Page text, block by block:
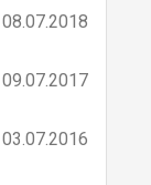
08.07.2018
09.07.2017
03.07.2016